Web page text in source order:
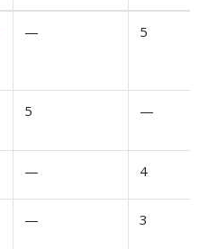
— 5
5 —
— 4
— 3